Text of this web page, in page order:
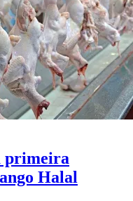
primeira
Halal